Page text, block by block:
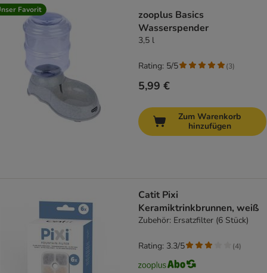
Favorit
zooplus Basics
Wasserspender
3,5 l
5,99 €
Rating: 5/5 (3)
Zum Warenkorb
hinzufügen
Catit Pixi
Keramiktrinkbrunnen, weiß
Zubehör: Ersatzfilter (6 Stück)
Rating: 3.3/5 (4)